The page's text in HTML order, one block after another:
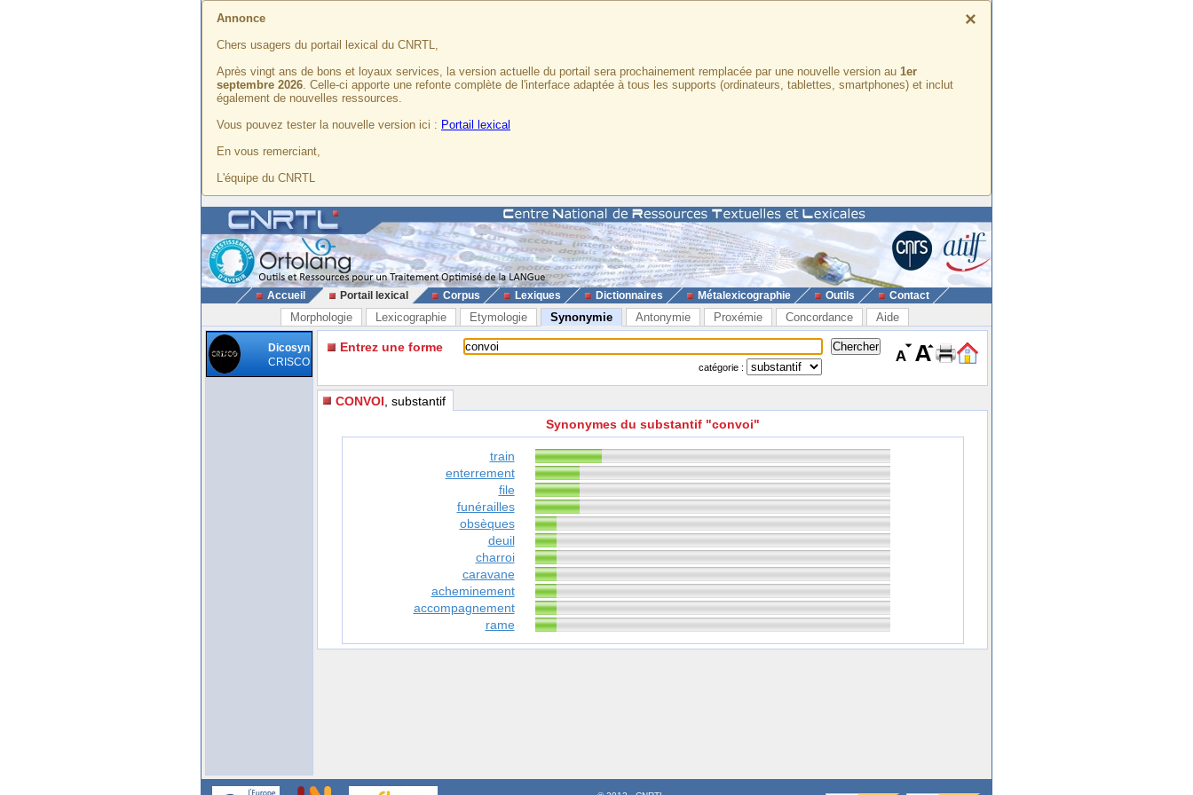
×
Annonce
Chers usagers du portail lexical du CNRTL,
Après vingt ans de bons et loyaux services, la version actuelle du portail sera prochainement remplacée par une nouvelle version au 1er
septembre 2026. Celle-ci apporte une refonte complète de l'interface adaptée à tous les supports (ordinateurs, tablettes, smartphones) et inclut
également de nouvelles ressources.
Vous pouvez tester la nouvelle version ici : Portail lexical
En vous remerciant,
L'équipe du CNRTL
Accueil Portail lexical Corpus Lexiques Dictionnaires Métalexicographie Outils Contact
Morphologie Lexicographie Etymologie Synonymie Antonymie Proxémie Concordance Aide
Dicosyn
CRISCO
Entrez une forme
catégorie :
CONVOI , substantif
Synonymes du substantif "convoi"
train
enterrement
file
funérailles
obsèques
deuil
charroi
caravane
acheminement
accompagnement
rame